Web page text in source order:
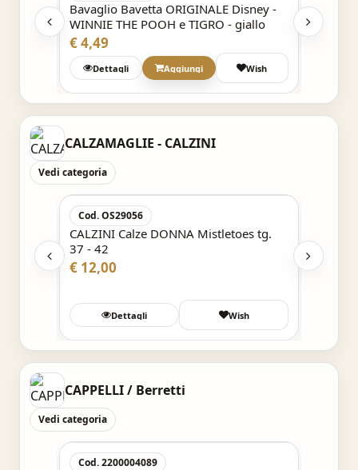
Bavaglio Bavetta ORIGINALE Disney -
WINNIE THE POOH e TIGRO - giallo
€ 4,49
Dettagli Aggiungi Wish
CALZAMAGLIE - CALZINI
Vedi categoria
Cod. OS29056
CALZINI Calze DONNA Mistletoes tg.
37 - 42
€ 12,00
Dettagli Wish
tg. 37
€
CAPPELLI / Berretti
Vedi categoria
Cod. 2200004089